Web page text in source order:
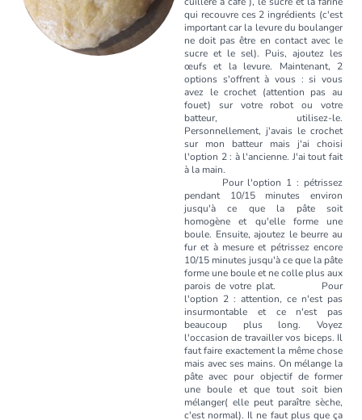
qui recouvre ces 2 ingrédients (c'est
important car la levure du boulanger
ne doit pas être en contact avec le
sucre et le sel). Puis, ajoutez les
œufs et la levure. Maintenant, 2
options s'offrent à vous : si vous
avez le crochet (attention pas au
fouet) sur votre robot ou votre
batteur, utilisez-le.
Personnellement, j'avais le crochet
sur mon batteur mais j'ai choisi
l'option 2 : à l'ancienne. J'ai tout fait
à la main.
Pour l'option 1 : pétrissez
pendant 10/15 minutes environ
jusqu'à ce que la pâte soit
homogène et qu'elle forme une
boule. Ensuite, ajoutez le beurre au
fur et à mesure et pétrissez encore
10/15 minutes jusqu'à ce que la pâte
forme une boule et ne colle plus aux
parois de votre plat. Pour
l'option 2 : attention, ce n'est pas
insurmontable et ce n'est pas
beaucoup plus long. Voyez
l'occasion de travailler vos biceps. Il
faut faire exactement la même chose
mais avec ses mains. On mélange la
pâte avec pour objectif de former
une boule et que tout soit bien
mélanger( elle peut paraître sèche,
c'est normal). Il ne faut plus que ça